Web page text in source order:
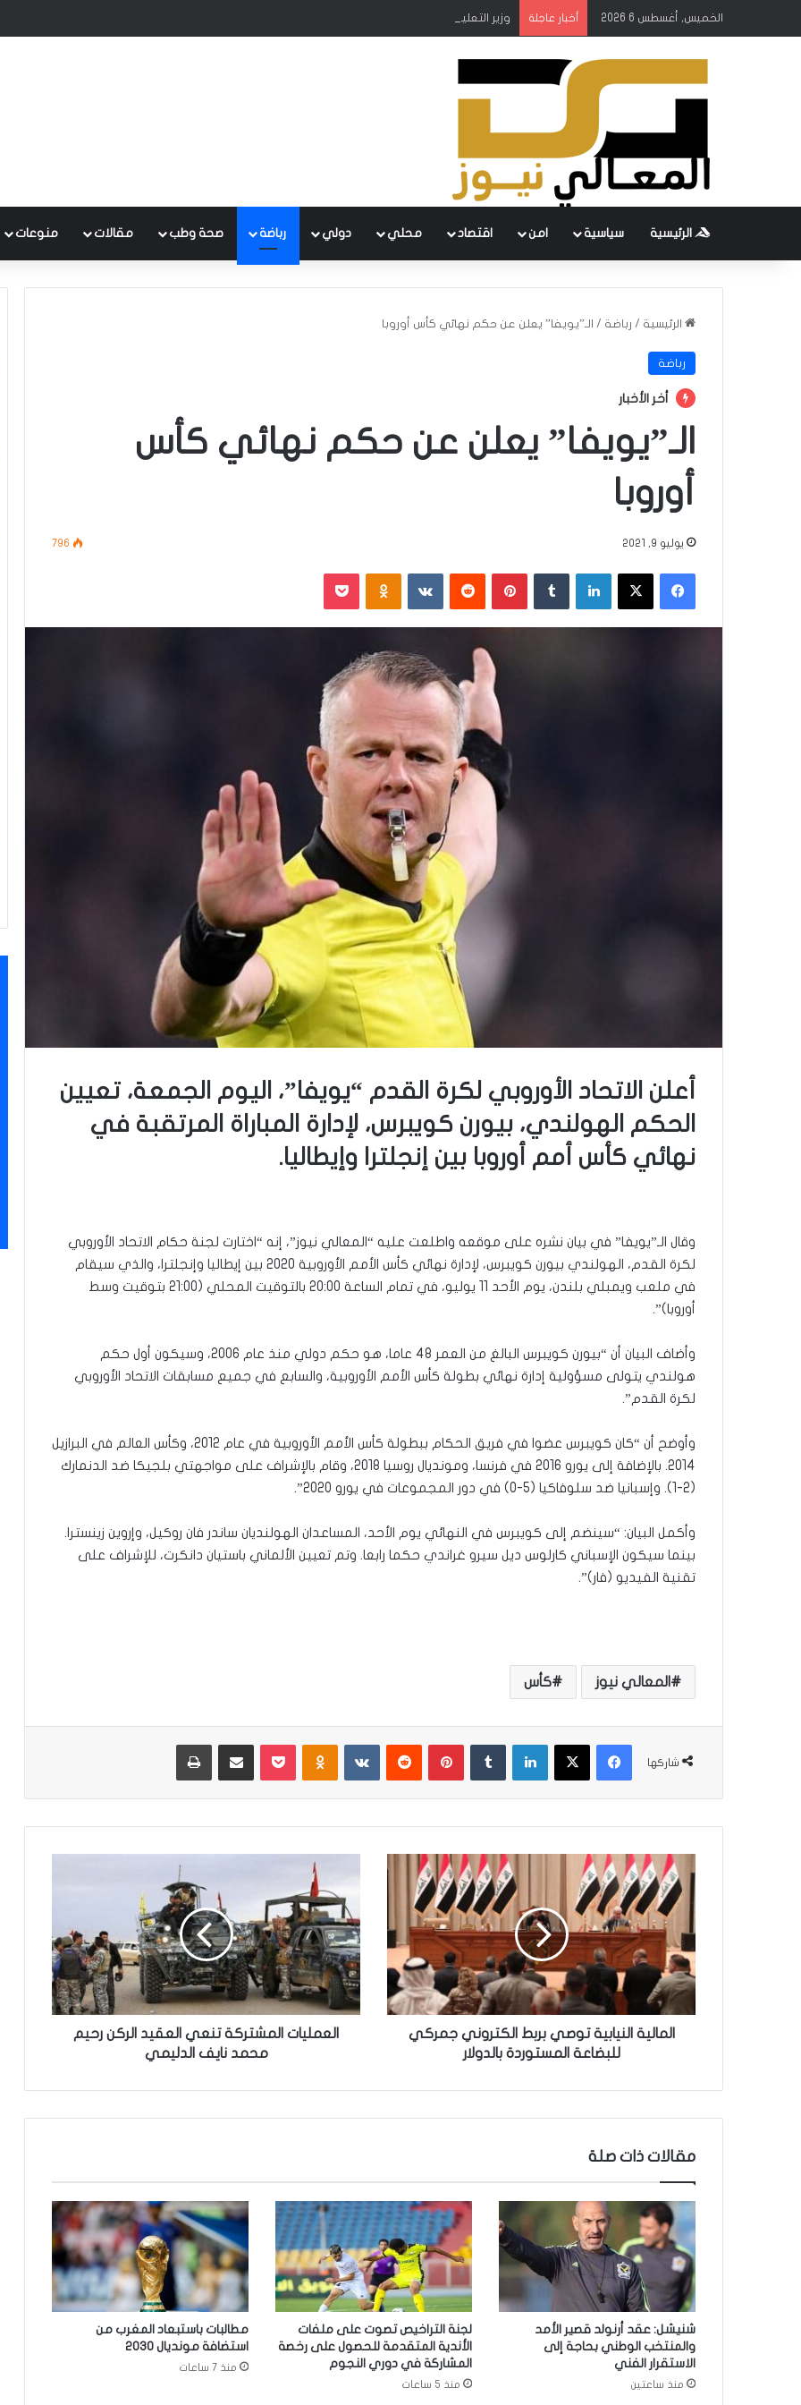
الخميس, أغسطس 6 2026 أخبار عاجلة وزير التعليم وكالة: لن نسمح بتحول اللجان التحقيقية إلى أداة لتصفية الحسابات
الرئيسية سياسية امن اقتصاد محلي دولي رباضة صحة وطب مقالات منوعات
الرئيسية / رباضة / الـ”يويفا” يعلن عن حكم نهائي كأس أوروبا
رباضة
أخر الأخبار
الـ”يويفا” يعلن عن حكم نهائي كأس
أوروبا
يوليو 9, 2021 796
فيسبوك ‫X لينكدإن بينتيريست ‏VKontakte
أعلن الاتحاد الأوروبي لكرة القدم “يويفا”، اليوم الجمعة، تعيين
الحكم الهولندي، بيورن كويبرس، لإدارة المباراة المرتقبة في
نهائي كأس أمم أوروبا بين إنجلترا وإيطاليا.
وقال الـ”يويفا” في بيان نشره على موقعه واطلعت عليه “المعالي نيوز”، إنه “اختارت لجنة حكام الاتحاد الأوروبي
لكرة القدم، الهولندي بيورن كويبرس، لإدارة نهائي كأس الأمم الأوروبية 2020 بين إيطاليا وإنجلترا، والذي سيقام
في ملعب ويمبلي بلندن، يوم الأحد 11 يوليو، في تمام الساعة 20:00 بالتوقيت المحلي (21:00 بتوقيت وسط
أوروبا)”.
وأضاف البيان أن “بيورن كويبرس البالغ من العمر 48 عاما، هو حكم دولي منذ عام 2006، وسيكون أول حكم
هولندي يتولى مسؤولية إدارة نهائي بطولة كأس الأمم الأوروبية، والسابع في جميع مسابقات الاتحاد الأوروبي
لكرة القدم”.
وأوضح أن “كان كويبرس عضوا في فريق الحكام ببطولة كأس الأمم الأوروبية في عام 2012، وكأس العالم في البرازيل
2014. بالإضافة إلى يورو 2016 في فرنسا، ومونديال روسيا 2018، وقام بالإشراف على مواجهتي بلجيكا ضد الدنمارك
(2-1). وإسبانيا ضد سلوفاكيا (5-0) في دور المجموعات في يورو 2020”.
وأكمل البيان: “سينضم إلى كويبرس في النهائي يوم الأحد، المساعدان الهولنديان ساندر فان روكيل، وإروين زينسترا.
بينما سيكون الإسباني كارلوس ديل سيرو غراندي حكما رابعا. وتم تعيين الألماني باستيان دانكرت، للإشراف على
تقنية الفيديو (فار)”.
المعالي نيوز كأس
شاركها
فيسبوك ‫X لينكدإن بينتيريست ‏VKontakte
ل
م
ل
ي
ة
ل
ب
و
ص
ي
ب
ب
ط
ا
ل
ك
ت
ر
و
المالية النيابية توصي بربط الكتروني جمركي
للبضاعة المستوردة بالدولار
م
ل
ي
ا
ت
ا
ت
ن
ع
ل
ع
ق
ي
د
ا
ل
العمليات المشتركة تنعي العقيد الركن رحيم
محمد نايف الدليمي
مقالات ذات صلة
شنيشل: عقد أرنولد قصير الأمد
والمنتخب الوطني بحاجة إلى
الاستقرار الفني
منذ ساعتين
لجنة التراخيص تصوت على ملفات
الأندية المتقدمة للحصول على رخصة
المشاركة في دوري النجوم
منذ 5 ساعات
مطالبات باستبعاد المغرب من
استضافة مونديال 2030
منذ 7 ساعات